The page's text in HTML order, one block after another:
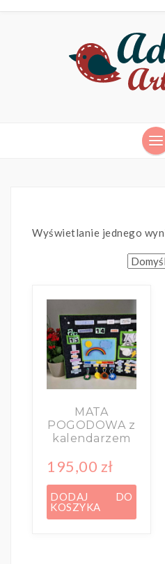
Wyświetlanie jednego
MATA
POGODOWA z
kalendarzem
195,00 zł
DODAJ DO
KOSZYKA